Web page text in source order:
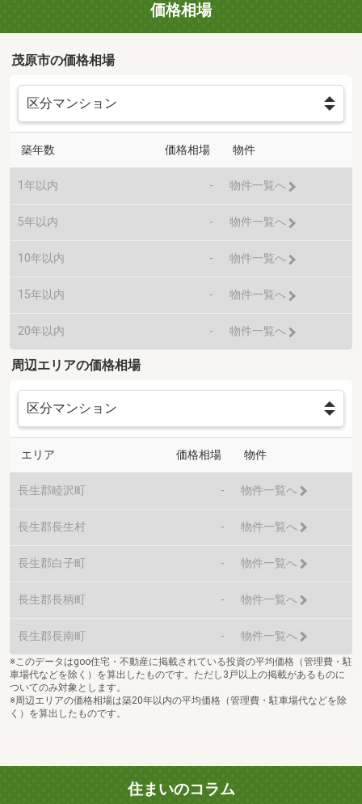
価格相場
茂原市の価格相場
築年数 価格相場 物件
1年以内 - 物件一覧へ
5年以内 - 物件一覧へ
10年以内 - 物件一覧へ
15年以内 - 物件一覧へ
20年以内 - 物件一覧へ
周辺エリアの価格相場
エリア 価格相場 物件
長生郡睦沢町 - 物件一覧へ
長生郡長生村 - 物件一覧へ
長生郡白子町 - 物件一覧へ
長生郡長柄町 - 物件一覧へ
長生郡長南町 - 物件一覧へ
※このデータはgoo住宅・不動産に掲載されている投資の平均価格（管理費・駐
車場代などを除く）を算出したものです。ただし3戸以上の掲載があるものに
ついてのみ対象とします。
※周辺エリアの価格相場は築20年以内の平均価格（管理費・駐車場代などを除
く）を算出したものです。
住まいのコラム